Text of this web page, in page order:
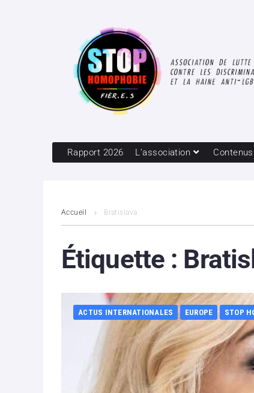
Rapport 2026 L’association
Accueil Bratislava
Étiquette :
ACTUS INTERNATIONALES EUROPE STOP